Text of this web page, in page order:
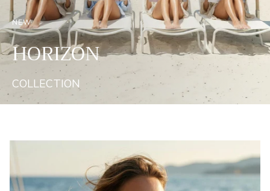
NEW
HORIZON
COLLECTION